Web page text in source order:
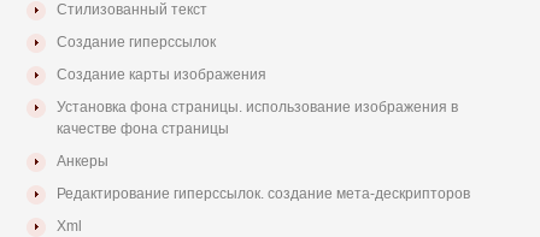
Стилизованный текст
Создание гиперссылок
Создание карты изображения
Установка фона страницы. использование изображения в
качестве фона страницы
Анкеры
Редактирование гиперссылок. создание мета-дескрипторов
Xml